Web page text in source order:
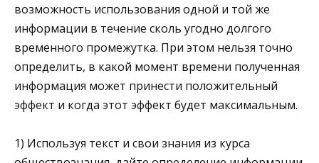
возможность использования одной и той же
информации в течение сколь угодно долгого
временного промежутка. При этом нельзя точно
определить, в какой момент времени полученная
информация может принести положительный
эффект и когда этот эффект будет максимальным.
1) Используя текст и свои знания из курса